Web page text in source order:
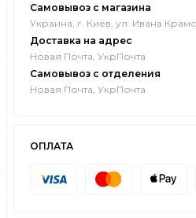
Самовывоз с магазина
Украина, г. Киев, ул. Ивана
Доставка на адрес
Новая Почта, УкрПочта
Самовывоз с отделения
Новая Почта, УкрПочта
ОПЛАТА